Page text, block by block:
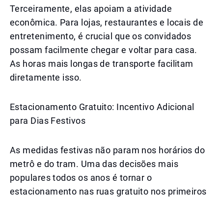
Terceiramente, elas apoiam a atividade
econômica. Para lojas, restaurantes e locais de
entretenimento, é crucial que os convidados
possam facilmente chegar e voltar para casa.
As horas mais longas de transporte facilitam
diretamente isso.
Estacionamento Gratuito: Incentivo Adicional
para Dias Festivos
As medidas festivas não param nos horários do
metrô e do tram. Uma das decisões mais
populares todos os anos é tornar o
estacionamento nas ruas gratuito nos primeiros